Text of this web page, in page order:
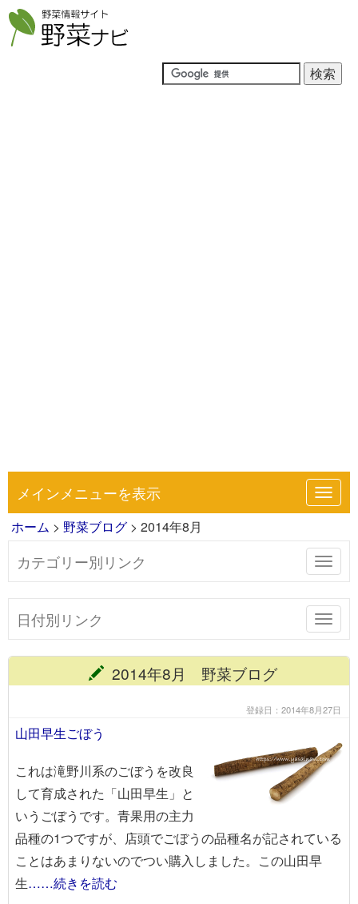
メインメニューを表示
ホーム > 野菜ブログ > 2014年8月
カテゴリー別リンク
日付別リンク
2014年8月 野菜ブログ
登録日：2014年8月27日
山田早生ごぼう
これは滝野川系のごぼうを改良
して育成された「山田早生」と
いうごぼうです。青果用の主力
品種の1つですが、店頭でごぼうの品種名が記されている
ことはあまりないのでつい購入しました。この山田早
生……続きを読む